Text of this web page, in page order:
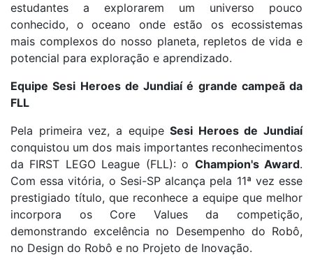
estudantes a explorarem um universo pouco
conhecido, o oceano onde estão os ecossistemas
mais complexos do nosso planeta, repletos de vida e
potencial para exploração e aprendizado.
Equipe Sesi Heroes de Jundiaí é grande campeã da
FLL
Pela primeira vez, a equipeSesi Heroes de Jundiaí
conquistou um dos mais importantes reconhecimentos
da FIRST LEGO League (FLL): o Champion's Award.
Com essa vitória, o Sesi-SP alcança pela 11ª vez esse
prestigiado título, que reconhece a equipe que melhor
incorpora os Core Values da competição,
demonstrando excelência no Desempenho do Robô,
no Design do Robô e no Projeto de Inovação.